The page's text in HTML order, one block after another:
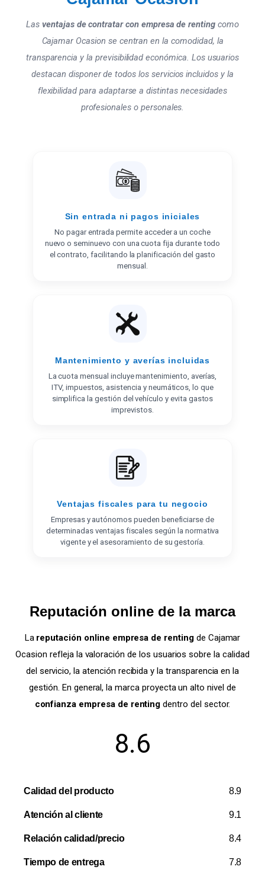
Las ventajas de contratar con empresa de renting como
Cajamar Ocasion se centran en la comodidad, la
transparencia y la previsibilidad económica. Los usuarios
destacan disponer de todos los servicios incluidos y la
flexibilidad para adaptarse a distintas necesidades
profesionales o personales.
Sin entrada ni pagos iniciales
No pagar entrada permite acceder a un coche
nuevo o seminuevo con una cuota fija durante todo
el contrato, facilitando la planificación del gasto
mensual.
Mantenimiento y averías incluidas
La cuota mensual incluye mantenimiento, averías,
ITV, impuestos, asistencia y neumáticos, lo que
simplifica la gestión del vehículo y evita gastos
imprevistos.
Ventajas fiscales para tu negocio
Empresas y autónomos pueden beneficiarse de
determinadas ventajas fiscales según la normativa
vigente y el asesoramiento de su gestoría.
Reputación online de la marca
La reputación online empresa de rentingde Cajamar
Ocasion refleja la valoración de los usuarios sobre la calidad
del servicio, la atención recibida y la transparencia en la
gestión. En general, la marca proyecta un alto nivel de
confianza empresa de renting dentro del sector.
8.6
Calidad del producto 8.9
Atención al cliente 9.1
Relación calidad/precio 8.4
Tiempo de entrega 7.8